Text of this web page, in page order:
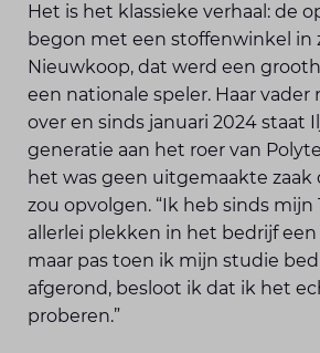
Het is het klassieke verhaal: de
begon met een stoffenwinkel in
Nieuwkoop, dat werd een
een nationale speler. Haar vader
over en sinds januari 2024 staat
generatie aan het roer van
het was geen uitgemaakte zaak
zou opvolgen. “Ik heb sinds mijn
allerlei plekken in het bedrijf
maar pas toen ik mijn studie
afgerond, besloot ik dat ik het
proberen.”